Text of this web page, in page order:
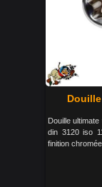
Douille
din 3120 iso
finition